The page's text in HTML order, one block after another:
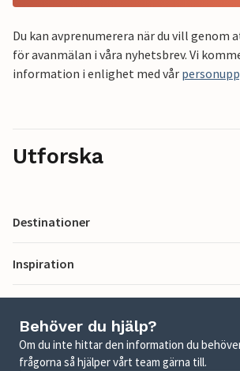
Du kan avprenumerera när du vill genom
för avanmälan i våra nyhetsbrev. Vi
information i enlighet med vår
Utforska
Destinationer
Inspiration
Behöver du hjälp?
Om du inte hittar den information du
frågorna så hjälper vårt team gärna till.